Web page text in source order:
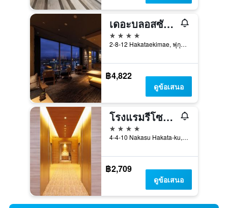
เดอะบลอสซัม ฮากาตะ พรีเมียร์
4 ดาว
2-8-12 Hakataekimae, ฟุกุโอกะ, ญี่ปุ่น
฿4,822
ดูข้อเสนอ
โรงแรมรีโซล ทรินิตี้ ฮากาตะ
4 ดาว
4-4-10 Nakasu Hakata-ku, ฟุกุโอกะ, ญี่ปุ่น
฿2,709
ดูข้อเสนอ